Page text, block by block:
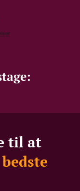
til at
bedste